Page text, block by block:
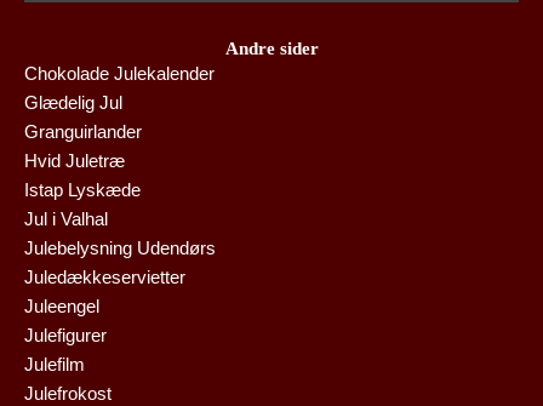
Andre sider
Chokolade Julekalender
Glædelig Jul
Granguirlander
Hvid Juletræ
Istap Lyskæde
Jul i Valhal
Julebelysning Udendørs
Juledækkeservietter
Juleengel
Julefigurer
Julefilm
Julefrokost